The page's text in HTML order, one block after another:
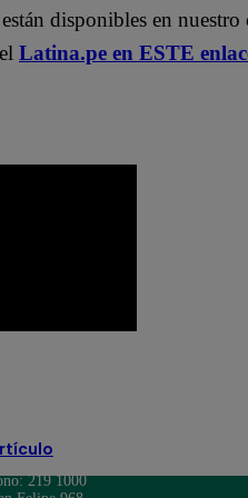
disponibles en nuestro
Latina.pe en ESTE
219 1000